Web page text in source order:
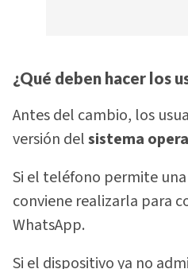
¿Qué deben hacer los
Antes del cambio, los
versión delsistema
Si el teléfono permite
conviene realizarla para
WhatsApp.
Si el dispositivo ya no